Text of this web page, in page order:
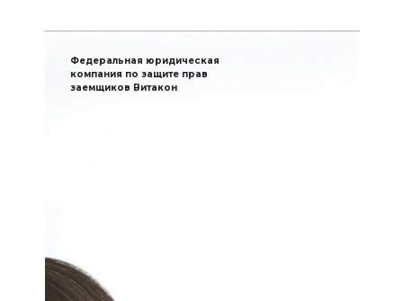
Федеральная юридическая
компания по защите прав
заемщиков Витакон